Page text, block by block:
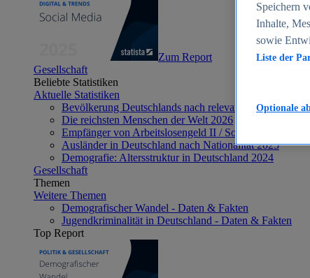
Zum Report
Gesellschaft
Beliebte Statistiken
Aktuelle Statistiken
Bevölkerung Deutschlands nach relevanten
Die reichsten Menschen der Welt 2026
Empfänger von Arbeitslosengeld II / Sozialgeld /
Ausländer in Deutschland nach Nationalität 2025
Demografie: Altersstruktur in Deutschland 2024
Gesellschaft
Themen
Weitere Themen
Demografischer Wandel - Daten & Fakten
Jugendkriminalität in Deutschland - Daten & Fakten
Top Report
Speichern
Inhalte,
sowie
Liste der
Optionale